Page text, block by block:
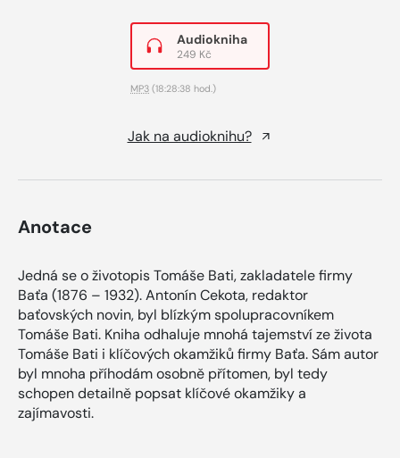
Audiokniha
249 Kč
MP3 (18:28:38 hod.)
Jak na audioknihu?
Anotace
Jedná se o životopis Tomáše Bati, zakladatele firmy
Baťa (1876 – 1932). Antonín Cekota, redaktor
baťovských novin, byl blízkým spolupracovníkem
Tomáše Bati. Kniha odhaluje mnohá tajemství ze života
Tomáše Bati i klíčových okamžiků firmy Baťa. Sám autor
byl mnoha příhodám osobně přítomen, byl tedy
schopen detailně popsat klíčové okamžiky a
zajímavosti.